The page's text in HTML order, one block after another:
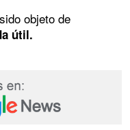
objeto de
útil.